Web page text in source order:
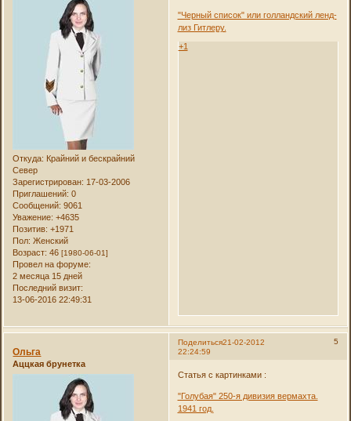
Откуда: Крайний и бескрайний
Север
Зарегистрирован: 17-03-2006
Приглашений: 0
Сообщений: 9061
Уважение: +4635
Позитив: +1971
Пол: Женский
Возраст: 46[1980-06-01]
Провел на форуме:
2 месяца 15 дней
Последний визит:
13-06-2016 22:49:31
"Черный список" или голландский ленд-
лиз Гитлеру.
+1
Поделиться 5
21-02-2012
22:24:59
Ольга
Аццкая брунетка
Статья с картинками :
"Голубая" 250-я дивизия вермахта.
1941 год.